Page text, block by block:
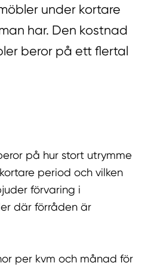
under kortare
har. Den kostnad
beror på ett flertal
på hur stort utrymme
period och vilken
förvaring i
där förråden är
per kvm och månad för